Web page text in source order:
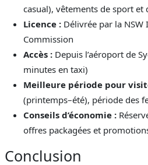
casual), vêtements de sport et
Licence : Délivrée par la
Commission
Accès : Depuis l’aéroport de
minutes en taxi)
Meilleure période pour
(printemps–été), période des
Conseils d’économie :
offres packagées et
Conclusion